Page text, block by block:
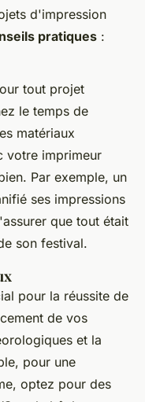
d'impression
pratiques :
tout projet
le temps de
matériaux
votre imprimeur
Par exemple, un
ses impressions
que tout était
son festival.
pour la réussite de
de vos
et la
pour une
optez pour des